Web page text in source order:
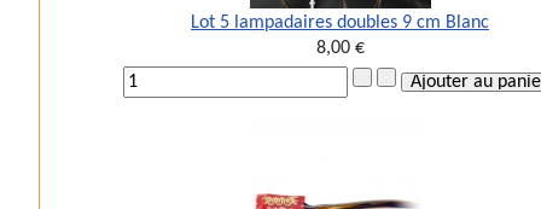
Lot 5 lampadaires doubles 9 cm Blanc
8,00 €